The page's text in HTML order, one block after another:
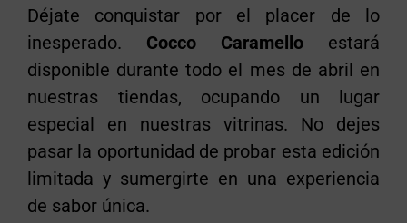
Déjate conquistar por el placer de lo
inesperado. Cocco Caramello estará
disponible durante todo el mes de abril en
nuestras tiendas, ocupando un lugar
especial en nuestras vitrinas. No dejes
pasar la oportunidad de probar esta edición
limitada y sumergirte en una experiencia
de sabor única.